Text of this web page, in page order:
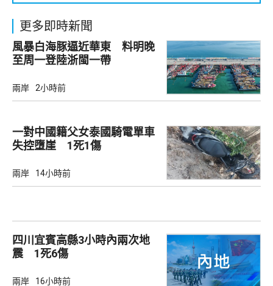
更多即時新聞
風暴白海豚逼近華東 料明晚
至周一登陸浙閩一帶
兩岸 2小時前
一對中國籍父女泰國騎電單車
失控墮崖 1死1傷
兩岸 14小時前
四川宜賓高縣3小時內兩次地
震 1死6傷
兩岸 16小時前